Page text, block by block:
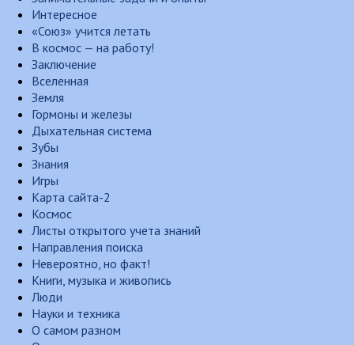
Интересное
«Союз» учится летать
В космос — на работу!
Заключение
Вселенная
Земля
Гормоны и железы
Дыхательная система
Зубы
Знания
Игры
Карта сайта-2
Космос
Листы открытого учета знаний
Направления поиска
Невероятно, но факт!
Книги, музыка и живопись
Люди
Науки и техника
О самом разном